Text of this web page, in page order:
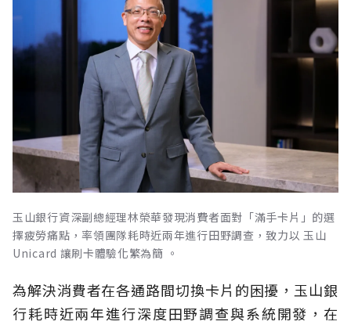
玉山銀行資深副總經理林榮華發現消費者面對「滿手卡片」的選
擇疲勞痛點，率領團隊耗時近兩年進行田野調查，致力以 玉山
Unicard 讓刷卡體驗化繁為簡 。
為解決消費者在各通路間切換卡片的困擾，玉山銀
行耗時近兩年進行深度田野調查與系統開發，在